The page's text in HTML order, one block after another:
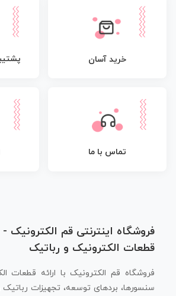
خرید آسان
تماس با ما
فروشگاه اینترنتی قم
قطعات الکترونیک و رباتیک
فروشگاه قم الکترونیک با ارائه قطعات
سنسورها، بردهای توسعه، تجهیزات رباتیک